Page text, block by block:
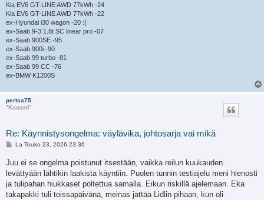
Kia EV6 GT-LINE AWD 77kWh -24
Kia EV6 GT-LINE AWD 77kWh -22
ex-Hyundai i30 wagon -20 :(
ex-Saab 9-3 1.8t SC linear pro -07
ex-Saab 900SE -95
ex-Saab 900i -90
ex-Saab 99 turbo -81
ex-Saab 99 CC -76
ex-BMW K1200S
pertsa75
"Kaasari"
Re: Käynnistysongelma: väylävika, johtosarja vai mikä
V
s
t
La Touko 23, 2026 23:36
Juu ei se ongelma poistunut itsestään, vaikka reilun kuukauden
levättyään lähtikin laakista käyntiin. Puolen tunnin testiajelu meni hienosti
ja tulipahan hiukkaset poltettua samalla. Eikun riskillä ajelemaan. Eka
takapakki tuli toissapäivänä, meinas jättää Lidlin pihaan, kun oli